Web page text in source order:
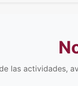
las actividades,